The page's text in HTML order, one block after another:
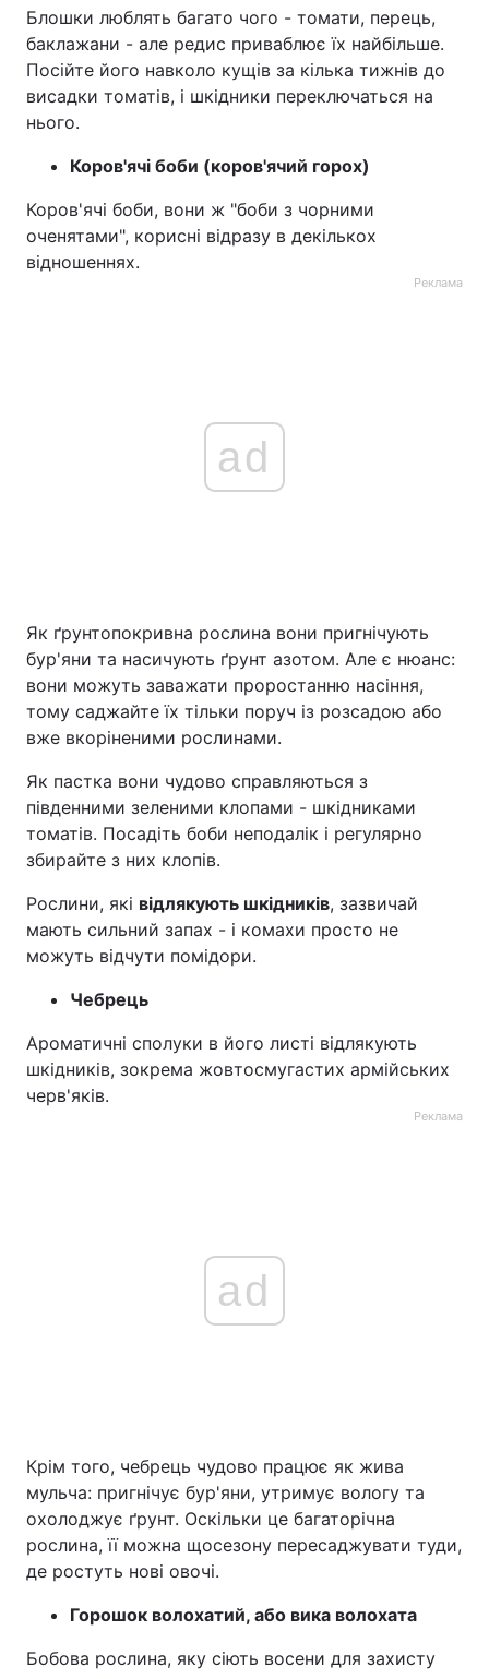
Блошки люблять багато чого - томати, перець,
баклажани - але редис приваблює їх найбільше.
Посійте його навколо кущів за кілька тижнів до
висадки томатів, і шкідники переключаться на
нього.
Коров'ячі боби (коров'ячий горох)
Коров'ячі боби, вони ж "боби з чорними
оченятами", корисні відразу в декількох
відношеннях.
Реклама
ad
Як ґрунтопокривна рослина вони пригнічують
бур'яни та насичують ґрунт азотом. Але є нюанс:
вони можуть заважати проростанню насіння,
тому саджайте їх тільки поруч із розсадою або
вже вкоріненими рослинами.
Як пастка вони чудово справляються з
південними зеленими клопами - шкідниками
томатів. Посадіть боби неподалік і регулярно
збирайте з них клопів.
Рослини, які відлякують шкідників, зазвичай
мають сильний запах - і комахи просто не
можуть відчути помідори.
Чебрець
Ароматичні сполуки в його листі відлякують
шкідників, зокрема жовтосмугастих армійських
черв'яків.
Реклама
ad
Крім того, чебрець чудово працює як жива
мульча: пригнічує бур'яни, утримує вологу та
охолоджує ґрунт. Оскільки це багаторічна
рослина, її можна щосезону пересаджувати туди,
де ростуть нові овочі.
Горошок волохатий, або вика волохата
Бобова рослина, яку сіють восени для захисту